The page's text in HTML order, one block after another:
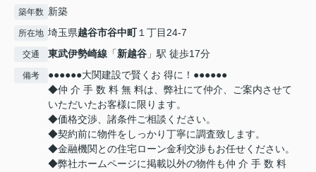
築年数 新築
所在地 埼玉県越谷市谷中町１丁目24-7
交通 東武伊勢崎線 「新越谷 」駅 徒歩17分
備考
●●●●●●大関建設で賢くお 得に！●●●●●●
◆仲 介 手 数 料 無 料は、弊社にて仲介、ご案内させて
いただいたお客様に限ります。
◆価格交渉、諸条件ご相談ください。
◆契約前に物件をしっかり丁寧に調査致します。
◆金融機関との住宅ローン金利交渉もお任せください。
◆弊社ホームページに掲載以外の物件も仲 介 手 数 料